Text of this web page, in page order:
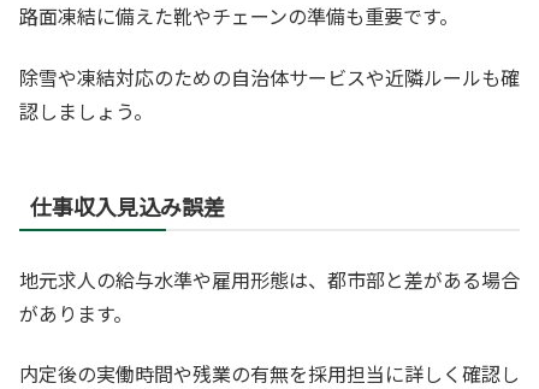
路面凍結に備えた靴やチェーンの準備も重要です。
除雪や凍結対応のための自治体サービスや近隣ルールも確
認しましょう。
仕事収入見込み誤差
地元求人の給与水準や雇用形態は、都市部と差がある場合
があります。
内定後の実働時間や残業の有無を採用担当に詳しく確認し